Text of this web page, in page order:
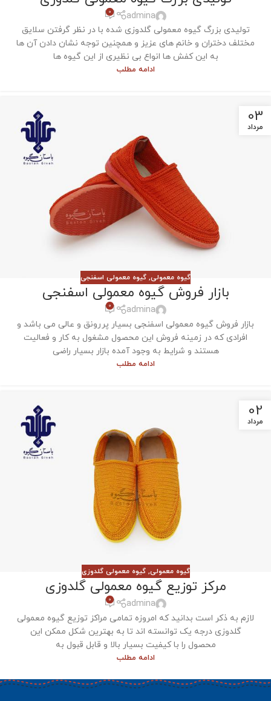
admina
0
تولیدی بزرگ گیوه معمولی گلدوزی شده با در نظر گرفتن سلایق
مختلف دختران و خانم های عزیز و همچنین توجه نشان دادن آن ها
به این کفش ها انواع بی نظیری از این گیوه ها
ادامه مطلب
03
مرداد
گیوه معمولی, گیوه معمولی اسفنجی
بازار فروش گیوه معمولی اسفنجی
admina
0
بازار فروش گیوه معمولی اسفنجی بسیار پررونق و عالی می باشد و
افرادی که در زمینه فروش این محصول مشغول به کار و فعالیت
هستند و شرایط به وجود آمده بازار بسیار راضی
ادامه مطلب
02
مرداد
گیوه معمولی,گیوه معمولی گلدوزی
مرکز توزیع گیوه معمولی گلدوزی
admina
0
لازم به ذکر است بدانید که امروزه تمامی مراکز توزیع گیوه معمولی
گلدوزی درجه یک توانسته اند تا به بهترین شکل ممکن این
محصول را با کیفیت بسیار بالا و قابل قبول به
ادامه مطلب